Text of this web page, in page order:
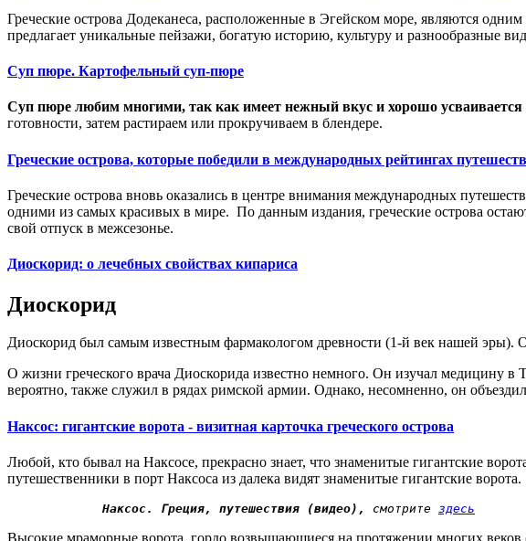
Греческие острова Додеканеса, расположенные в Эгейском море, являются
предлагает уникальные пейзажи, богатую историю, культуру и разнообразные
Суп пюре. Картофельный суп-пюре
Суп пюре любим многими, так как имеет нежный вкус и хорошо усваивается
готовности, затем растираем или прокручиваем в блендере.
Греческие острова, которые победили в международных рейтингах
Греческие острова вновь оказались в центре внимания международных
одними из самых красивых в мире. По данным издания, греческие острова
свой отпуск в межсезонье.
Диоскорид: о лечебных свойствах кипариса
Диоскорид
Диоскорид был самым известным фармакологом древности (1-й век нашей
О жизни греческого врача Диоскорида известно немного. Он изучал медицину
вероятно, также служил в рядах римской армии. Однако, несомненно, он
Наксос: гигантские ворота - визитная карточка греческого острова
Любой, кто бывал на Наксосе, прекрасно знает, что знаменитые гигантские
путешественники в порт Наксоса из далека видят знаменитые гигантские ворота.
Наксос. Греция, путешествия (видео), смотрите здесь
Высокие мраморные ворота, гордо возвышающиеся на протяжении многих